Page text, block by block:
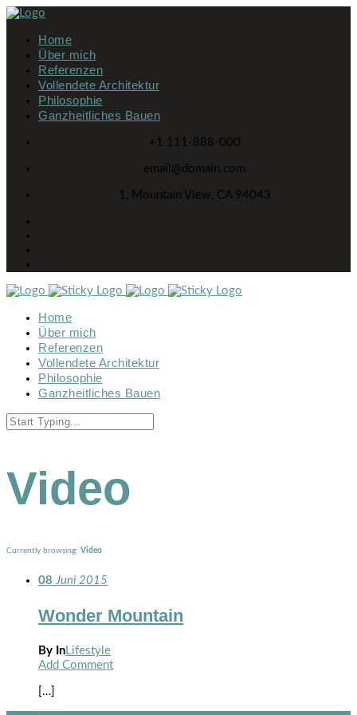
Home
Über mich
Referenzen
Vollendete Architektur
Philosophie
Ganzheitliches Bauen
+1 111-888-000
email@domain.com
1, Mountain View, CA 94043
Home
Über mich
Referenzen
Vollendete Architektur
Philosophie
Ganzheitliches Bauen
Video
Currently browsing: Video
08 Juni 2015
Wonder Mountain
By InLifestyle
Add Comment
[…]